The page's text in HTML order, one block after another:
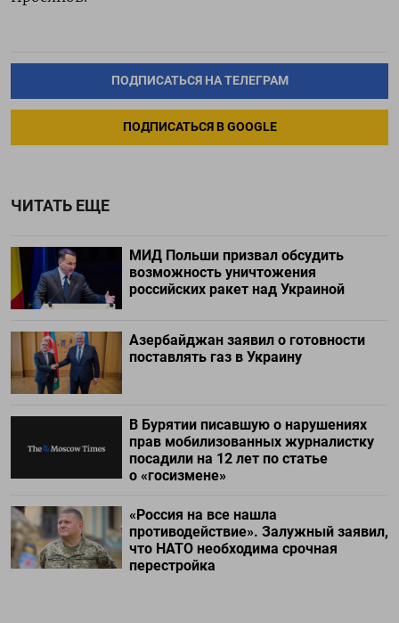
ПОДПИСАТЬСЯ НА ТЕЛЕГРАМ
ПОДПИСАТЬСЯ В GOOGLE
ЧИТАТЬ ЕЩЕ
МИД Польши призвал обсудить
возможность уничтожения
российских ракет над Украиной
Азербайджан заявил о готовности
поставлять газ в Украину
В Бурятии писавшую о нарушениях
прав мобилизованных журналистку
посадили на 12 лет по статье
о «госизмене»
«Россия на все нашла
противодействие». Залужный заявил,
что НАТО необходима срочная
перестройка